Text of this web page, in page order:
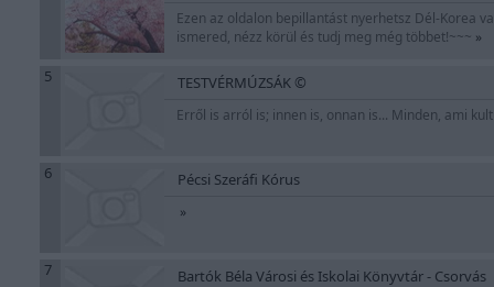
Ezen az oldalon bepillantást nyerhetsz Dél-Korea
ismered, nézz körül és tudj meg még többet!~~~ »
5 TESTVÉRMÚZSÁK ©
Erről is arról is; innen is, onnan is... Minden, ami
6 Pécsi Szeráfi Kórus
»
7 Bartók Béla Városi és Iskolai Könyvtár - Csorvás